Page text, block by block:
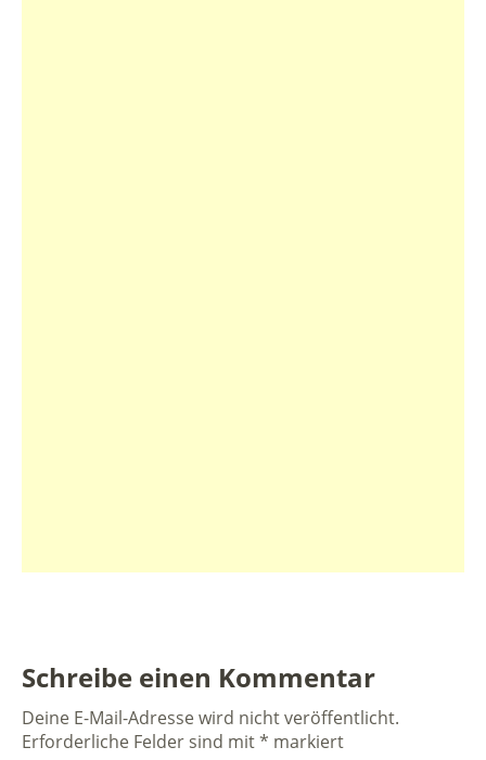
Schreibe einen Kommentar
Deine E-Mail-Adresse wird nicht veröffentlicht.
Erforderliche Felder sind mit* markiert